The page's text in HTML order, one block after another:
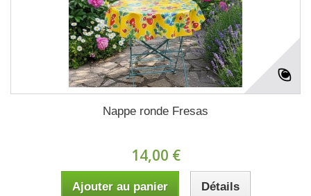
Nappe ronde Fresas
14,00 €
Ajouter au panier Détails